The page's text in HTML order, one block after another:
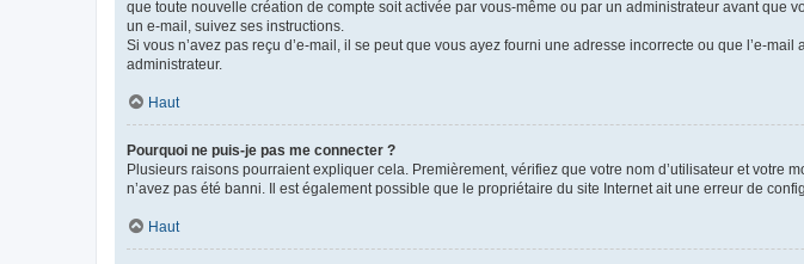
que toute nouvelle création de compte soit activée par vous-même ou par un administrateur avant que
un e-mail, suivez ses instructions.
Si vous n’avez pas reçu d’e-mail, il se peut que vous ayez fourni une adresse incorrecte ou que l’e-
administrateur.
Haut
Pourquoi ne puis-je pas me connecter ?
Plusieurs raisons pourraient expliquer cela. Premièrement, vérifiez que votre nom d’utilisateur et votre
n’avez pas été banni. Il est également possible que le propriétaire du site Internet ait une erreur de
Haut